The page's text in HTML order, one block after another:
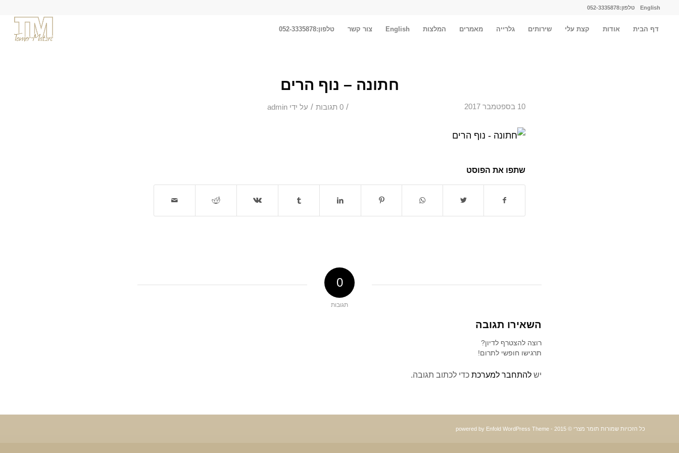
English טלפון:052-3335878
דף הבית אודות קצת עלי שירותים גלרייה מאמרים המלצות English צור קשר טלפון:052-3335878
חתונה – נוף הרים
10 בספטמבר 2017 / 0 תגובות / על ידיadmin
שתפו את הפוסט
0
תגובות
השאירו תגובה
רוצה להצטרף לדיון?
תרגישו חופשי לתרום!
יש להתחבר למערכת כדי לכתוב תגובה.
כל הזכויות שמורות תומר מצרי © 2015 - powered by Enfold WordPress Theme